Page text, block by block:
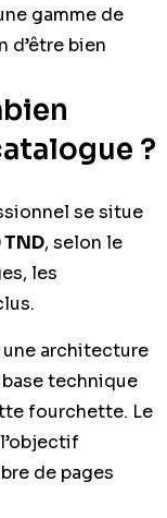
gamme de
d’être bien
?
se situe
TND, selon le
les
une architecture
technique
fourchette. Le
de pages